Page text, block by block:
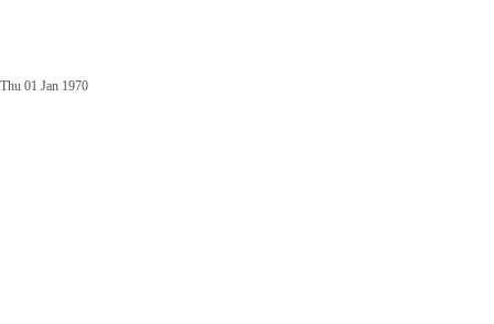
Thu 01 Jan 1970